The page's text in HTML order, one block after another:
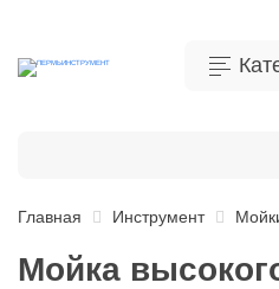
Главная Инструмент
Мойка